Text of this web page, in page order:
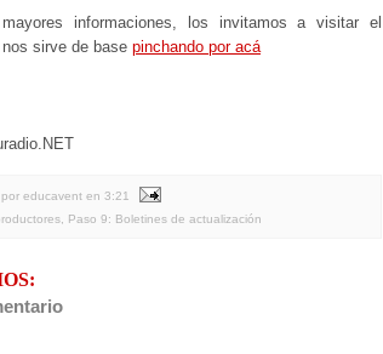
informaciones, los invitamos a visitar el
sirve de base pinchando por acá
educavent en 3:21
Paso 9: Boletines de actualización